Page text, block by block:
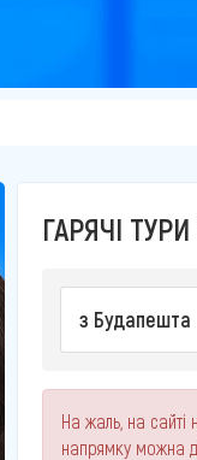
ГАРЯЧІ
з Будапешта
На жаль, на сайті
напрямку можна